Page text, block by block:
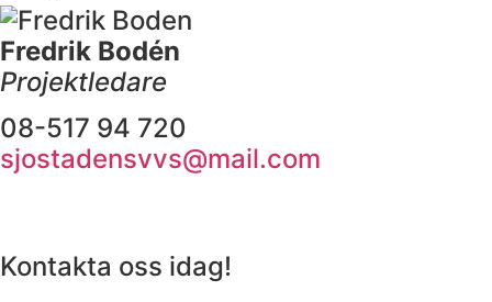
Fredrik Bodén
Projektledare
08-517 94 720
sjostadensvvs@mail.com
Kontakta oss idag!